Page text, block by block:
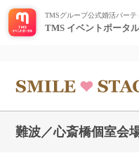
ログイン
はじめての方へ
TMSグループ公式婚活パーテ
TMS イベントポータル
難波／心斎橋個室会